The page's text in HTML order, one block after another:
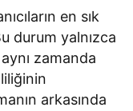
en sık
durum yalnızca
zamanda
arkasında